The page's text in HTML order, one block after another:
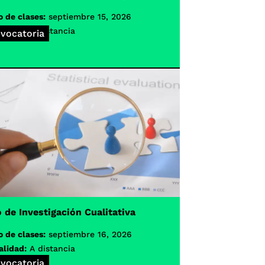
de clases: septiembre 15, 2026
A distancia
de Investigación Cualitativa
de clases: septiembre 16, 2026
A distancia